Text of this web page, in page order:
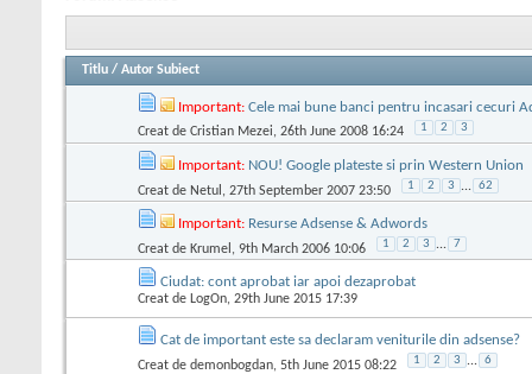
Titlu / Autor Subiect
Important: Cele mai bune banci pentru incasari cecuri
Creat de Cristian Mezei, 26th June 2008 16:24 1 2 3
Important: NOU! Google plateste si prin Western Union
Creat de Netul , 27th September 2007 23:50 1 2 3 ... 62
Important: Resurse Adsense & Adwords
Creat de Krumel , 9th March 2006 10:06 1 2 3 ... 7
Ciudat: cont aprobat iar apoi dezaprobat
Creat de LogOn, 29th June 2015 17:39
Cat de important este sa declaram veniturile din adsense?
Creat de demonbogdan, 5th June 2015 08:22 1 2 3 ... 6